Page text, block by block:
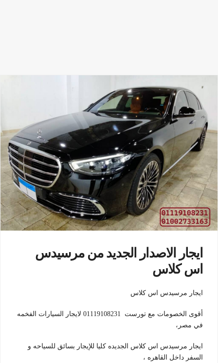
ايجار الاصدار الجديد من مرسيدس
اس كلاس
ايجار مرسيدس اس كلاس
أقوى الخصومات مع تورست 01119108231 لايجار السيارات الفخمه
في مصر،
ايجار مرسيدس اس كلاس الجديده كليا للإيجار بسائق للسياحه و
السفر داخل القاهره ،